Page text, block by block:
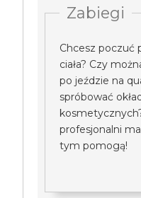
Zabiegi
Chcesz poczuć
ciała? Czy
po jeździe na
spróbować
profesjonalni
tym pomogą!